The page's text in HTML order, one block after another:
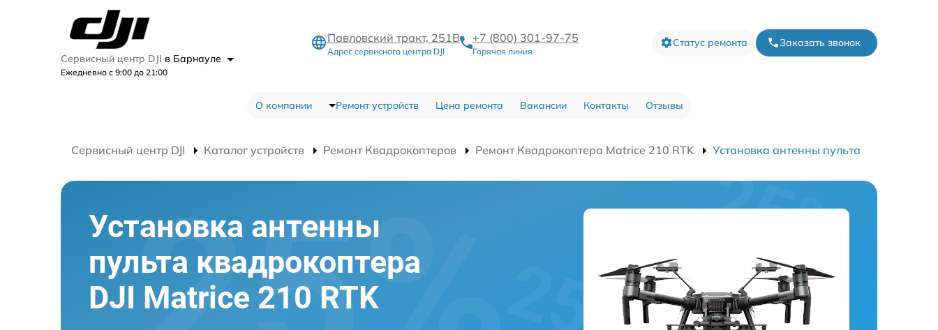
Сервисный центр DJI в Барнауле
Ежедневно с 9:00 до 21:00
Павловский тракт, 251В
Адрес сервисного центра DJI
+7 (800) 301-97-75
Горячая линия
Статус ремонта Заказать звонок
О компании Ремонт устройств Цена ремонта Вакансии Контакты Отзывы
Сервисный центр DJI Каталог устройств Ремонт Квадрокоптеров Ремонт Квадрокоптера Matrice 210 RTK Установка антенны пульта
Установка антенны
пульта квадрокоптера
DJI Matrice 210 RTK